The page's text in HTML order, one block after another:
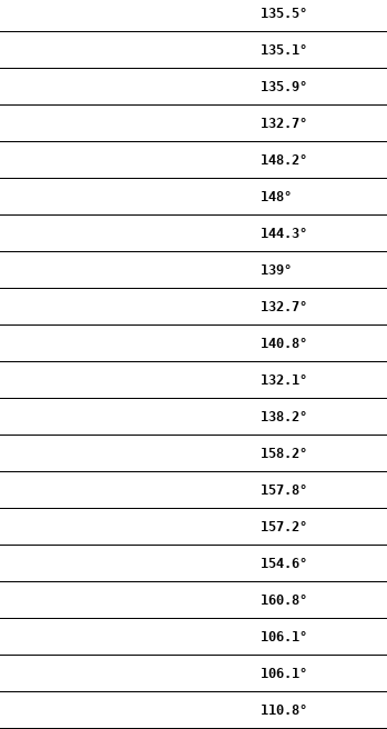
135.5°
135.1°
135.9°
132.7°
148.2°
148°
144.3°
139°
132.7°
140.8°
132.1°
138.2°
158.2°
157.8°
157.2°
154.6°
160.8°
106.1°
106.1°
110.8°